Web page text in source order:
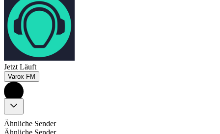
Jetzt Läuft
Varox FM
Ähnliche Sender
Ähnliche Sender